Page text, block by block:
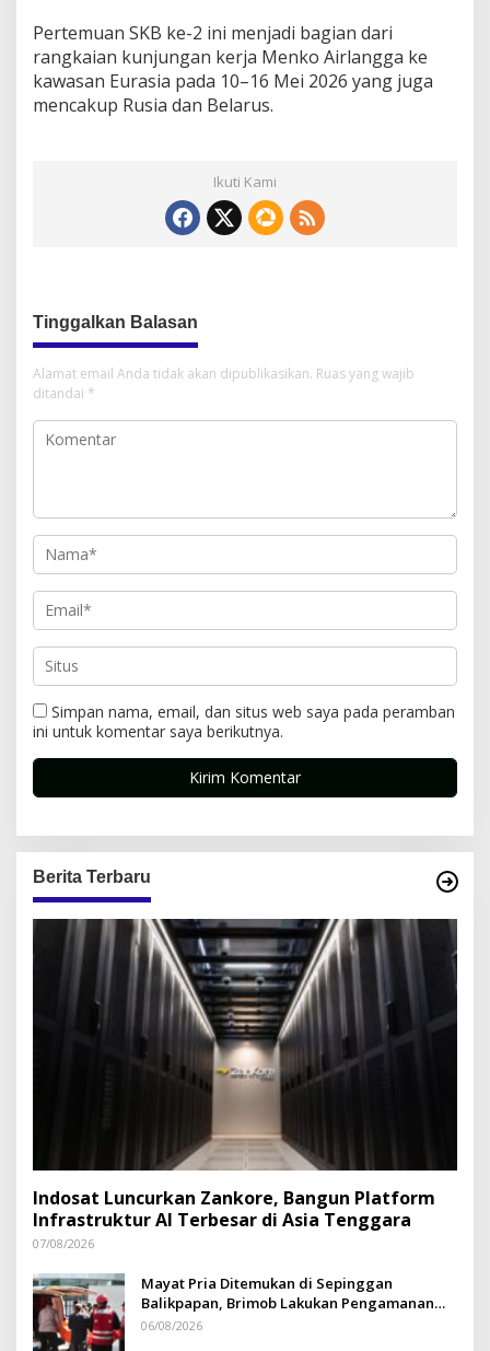
Pertemuan SKB ke-2 ini menjadi bagian dari
rangkaian kunjungan kerja Menko Airlangga ke
kawasan Eurasia pada 10–16 Mei 2026 yang juga
mencakup Rusia dan Belarus.
Ikuti Kami
Tinggalkan Balasan
Alamat email Anda tidak akan dipublikasikan. Ruas yang wajib
ditandai *
Simpan nama, email, dan situs web saya pada peramban
ini untuk komentar saya berikutnya.
Berita Terbaru
Indosat Luncurkan Zankore, Bangun Platform
Infrastruktur AI Terbesar di Asia Tenggara
07/08/2026
Mayat Pria Ditemukan di Sepinggan
Balikpapan, Brimob Lakukan Pengamanan
TKP
06/08/2026